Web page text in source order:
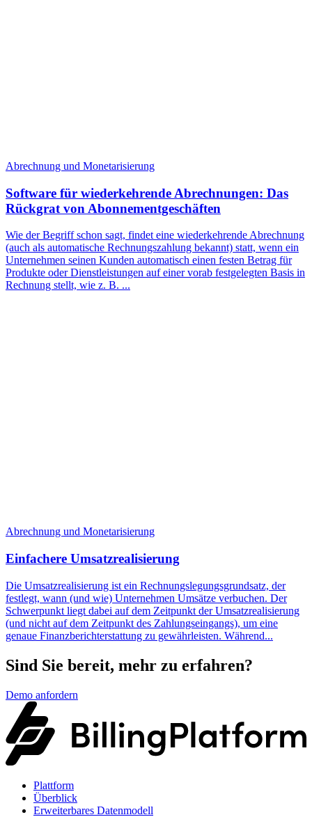
Abrechnung und Monetarisierung
Software für wiederkehrende Abrechnungen: Das
Rückgrat von Abonnementgeschäften
Wie der Begriff schon sagt, findet eine wiederkehrende Abrechnung
(auch als automatische Rechnungszahlung bekannt) statt, wenn ein
Unternehmen seinen Kunden automatisch einen festen Betrag für
Produkte oder Dienstleistungen auf einer vorab festgelegten Basis in
Rechnung stellt, wie z. B. ...
Abrechnung und Monetarisierung
Einfachere Umsatzrealisierung
Die Umsatzrealisierung ist ein Rechnungslegungsgrundsatz, der
festlegt, wann (und wie) Unternehmen Umsätze verbuchen. Der
Schwerpunkt liegt dabei auf dem Zeitpunkt der Umsatzrealisierung
(und nicht auf dem Zeitpunkt des Zahlungseingangs), um eine
genaue Finanzberichterstattung zu gewährleisten. Während...
Sind Sie bereit, mehr zu erfahren?
Demo anfordern
Plattform
Überblick
Erweiterbares Datenmodell